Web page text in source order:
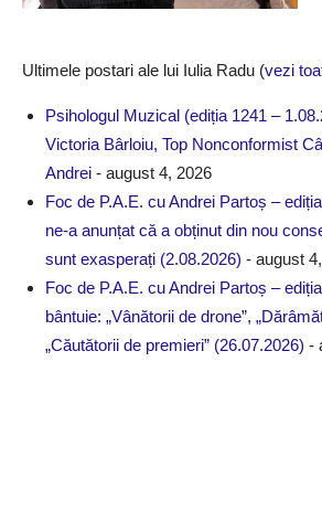
Ultimele postari ale lui Iulia Radu (vezi
Psihologul Muzical (ediția 1241 –
Victoria Bârloiu, Top Nonconformist
Andrei - august 4, 2026
Foc de P.A.E. cu Andrei Partoș –
ne-a anunțat că a obținut din nou
sunt exasperați (2.08.2026) - august
Foc de P.A.E. cu Andrei Partoș –
bântuie: „Vânătorii de drone”,
„Căutătorii de premieri” (26.07.2026) -